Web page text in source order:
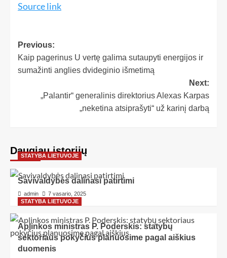
Source link
Previous:
Kaip pagerinus U vertę galima sutaupyti energijos ir
sumažinti anglies dvideginio išmetimą
Next:
„Palantir“ generalinis direktorius Alexas Karpas
„neketina atsiprašyti“ už karinį darbą
Daugiau istorijų
STATYBA LIETUVOJE
Savivaldybės dalinasi patirtimi
admin
7 vasario, 2025
STATYBA LIETUVOJE
Aplinkos ministras P. Poderskis: statybų
sektoriaus pokyčius planuosime pagal aiškius
duomenis